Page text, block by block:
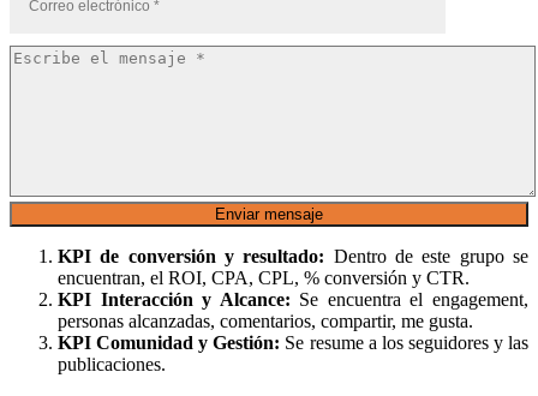
KPI de conversión y resultado: Dentro de este grupo se
encuentran, el ROI, CPA, CPL, % conversión y CTR.
KPI Interacción y Alcance: Se encuentra el engagement,
personas alcanzadas, comentarios, compartir, me gusta.
KPI Comunidad y Gestión: Se resume a los seguidores y las
publicaciones.